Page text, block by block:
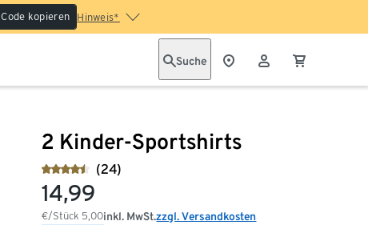
Code kopieren Hinweis*
Suche
2 Kinder-Sportshirts
(24)
14,99
€/Stück 5,00inkl. MwSt.zzgl. Versandkosten